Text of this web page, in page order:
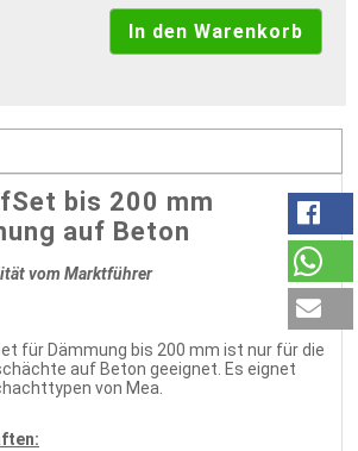
bis 200 mm
auf Beton
vom Marktführer
für Dämmung bis 200 mm ist nur für die
auf Beton geeignet. Es eignet
von Mea.